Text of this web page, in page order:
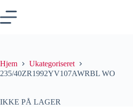
Hjem
Ukategoriseret
235/40ZR1992YV107AWRBL WO
IKKE PÅ LAGER